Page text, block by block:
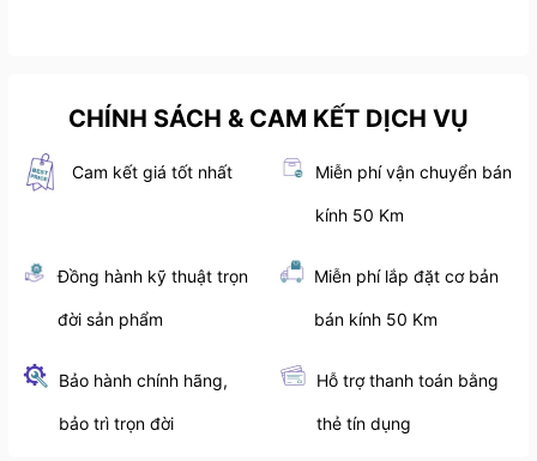
CHÍNH SÁCH & CAM KẾT DỊCH VỤ
Cam kết giá tốt nhất Miễn phí vận chuyển bán
kính 50 Km
Đồng hành kỹ thuật trọn
đời sản phẩm
Miễn phí lắp đặt cơ bản
bán kính 50 Km
Bảo hành chính hãng,
bảo trì trọn đời
Hỗ trợ thanh toán bằng
thẻ tín dụng